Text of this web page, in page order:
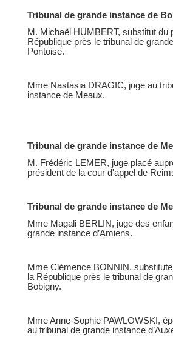
Tribunal de grande instance de
M. Michaël HUMBERT, substitut du
République près le tribunal de
Pontoise.
Mme Nastasia DRAGIC, juge au
instance de Meaux.
Tribunal de grande instance de
M. Frédéric LEMER, juge placé
président de la cour d'appel de
Tribunal de grande instance de
Mme Magali BERLIN, juge des
grande instance d’Amiens.
Mme Clémence BONNIN,
la République près le tribunal de
Bobigny.
Mme Anne-Sophie PAWLOWSKI,
au tribunal de grande instance